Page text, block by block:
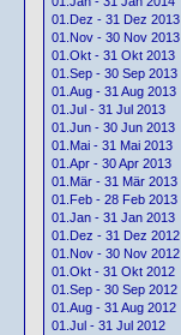
01.Dez - 31 Dez 2013
01.Nov - 30 Nov 2013
01.Okt - 31 Okt 2013
01.Sep - 30 Sep 2013
01.Aug - 31 Aug 2013
01.Jul - 31 Jul 2013
01.Jun - 30 Jun 2013
01.Mai - 31 Mai 2013
01.Apr - 30 Apr 2013
01.Mär - 31 Mär 2013
01.Feb - 28 Feb 2013
01.Jan - 31 Jan 2013
01.Dez - 31 Dez 2012
01.Nov - 30 Nov 2012
01.Okt - 31 Okt 2012
01.Sep - 30 Sep 2012
01.Aug - 31 Aug 2012
01.Jul - 31 Jul 2012